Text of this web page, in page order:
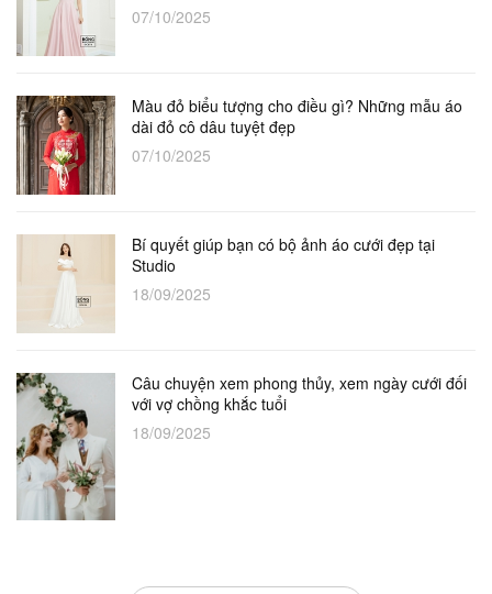
07/10/2025
Màu đỏ biểu tượng cho điều gì? Những mẫu áo
dài đỏ cô dâu tuyệt đẹp
07/10/2025
Bí quyết giúp bạn có bộ ảnh áo cưới đẹp tại
Studio
18/09/2025
Câu chuyện xem phong thủy, xem ngày cưới đối
với vợ chồng khắc tuổi
18/09/2025